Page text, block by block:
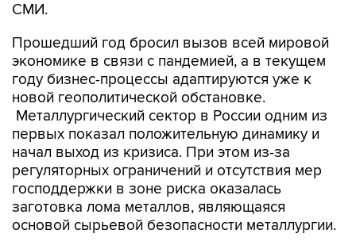
СМИ.
Прошедший год бросил вызов всей мировой
экономике в связи с пандемией, а в текущем
году бизнес-процессы адаптируются уже к
новой геополитической обстановке.
Металлургический сектор в России одним из
первых показал положительную динамику и
начал выход из кризиса. При этом из-за
регуляторных ограничений и отсутствия мер
господдержки в зоне риска оказалась
заготовка лома металлов, являющаяся
основой сырьевой безопасности металлургии.